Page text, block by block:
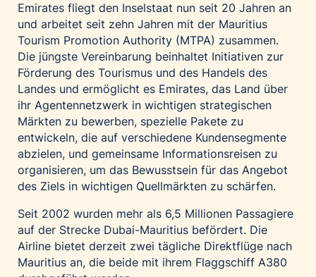
Emirates fliegt den Inselstaat nun seit 20 Jahren an
und arbeitet seit zehn Jahren mit der Mauritius
Tourism Promotion Authority (MTPA) zusammen.
Die jüngste Vereinbarung beinhaltet Initiativen zur
Förderung des Tourismus und des Handels des
Landes und ermöglicht es Emirates, das Land über
ihr Agentennetzwerk in wichtigen strategischen
Märkten zu bewerben, spezielle Pakete zu
entwickeln, die auf verschiedene Kundensegmente
abzielen, und gemeinsame Informationsreisen zu
organisieren, um das Bewusstsein für das Angebot
des Ziels in wichtigen Quellmärkten zu schärfen.
Seit 2002 wurden mehr als 6,5 Millionen Passagiere
auf der Strecke Dubai-Mauritius befördert. Die
Airline bietet derzeit zwei tägliche Direktflüge nach
Mauritius an, die beide mit ihrem Flaggschiff A380